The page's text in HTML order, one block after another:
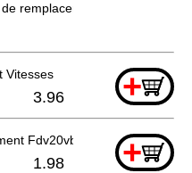
remplacement
Vitesses +
3.96
Fdv20vb +
1.98